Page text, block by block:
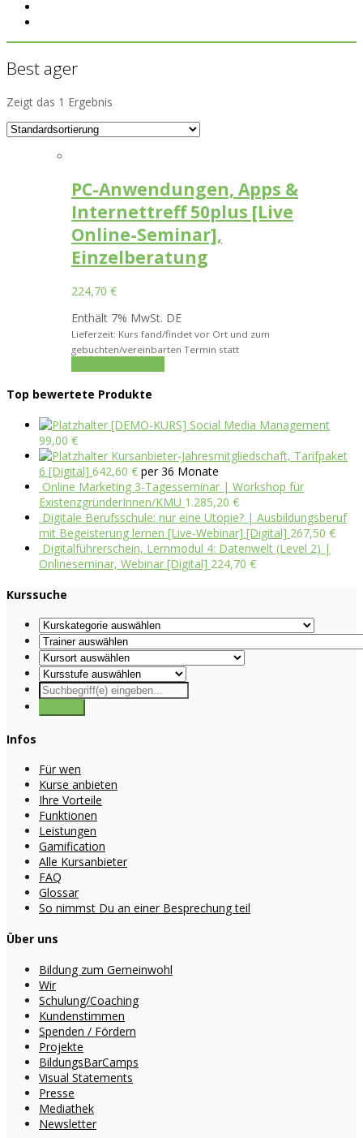
Best ager
Zeigt das 1 Ergebnis
PC-Anwendungen, Apps &
Internettreff 50plus [Live
Online-Seminar],
Einzelberatung
224,70 €
Enthält 7% MwSt. DE
Lieferzeit: Kurs fand/findet vor Ort und zum
gebuchten/vereinbarten Termin statt
Top bewertete Produkte
[DEMO-KURS] Social Media Management
99,00 €
Kursanbieter-Jahresmitgliedschaft, Tarifpaket
6 [Digital] 642,60 € per 36 Monate
Online Marketing 3-Tagesseminar | Workshop für
ExistenzgründerInnen/KMU 1.285,20 €
Digitale Berufsschule: nur eine Utopie? | Ausbildungsberuf
mit Begeisterung lernen [Live-Webinar] [Digital] 267,50 €
Digitalführerschein, Lernmodul 4: Datenwelt (Level 2) |
Onlineseminar, Webinar [Digital] 224,70 €
Kurssuche
Infos
Für wen
Kurse anbieten
Ihre Vorteile
Funktionen
Leistungen
Gamification
Alle Kursanbieter
FAQ
Glossar
So nimmst Du an einer Besprechung teil
Über uns
Bildung zum Gemeinwohl
Wir
Schulung/Coaching
Kundenstimmen
Spenden / Fördern
Projekte
BildungsBarCamps
Visual Statements
Presse
Mediathek
Newsletter